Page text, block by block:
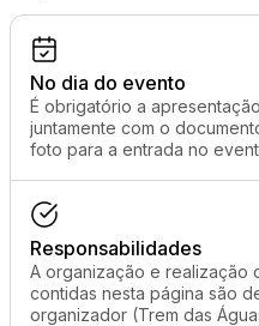
No dia do evento
É obrigatório a
juntamente com o
foto para a entrada no
Responsabilidades
A organização e realização
contidas nesta página são
organizador (Trem das